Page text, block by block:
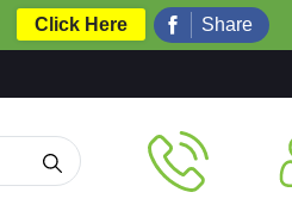
Click Here Share